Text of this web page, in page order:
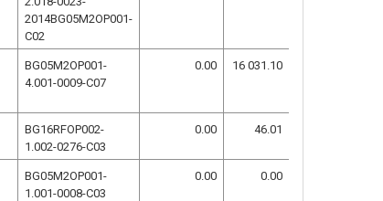
2014BG05M2OP001-
C02
BG05M2OP001-
4.001-0009-C07
0.00 16 031.10
BG16RFOP002-
1.002-0276-C03
0.00 46.01
BG05M2OP001-
1.001-0008-C03
0.00 0.00